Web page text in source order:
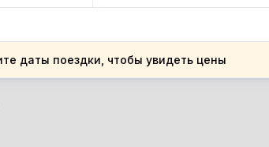
даты поездки, чтобы увидеть цены